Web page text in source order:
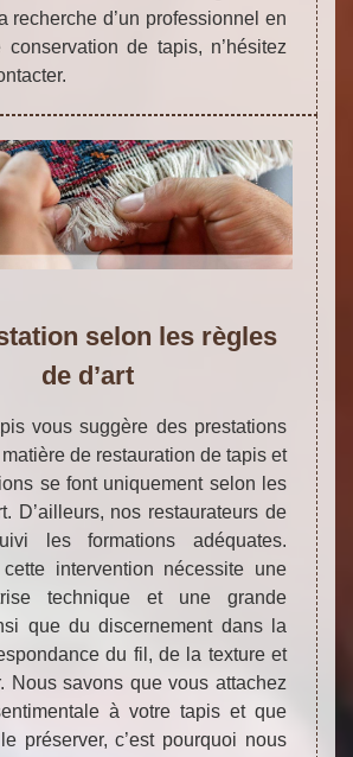
recherche d’un professionnel en
conservation de tapis, n’hésitez
selon les règles
de d’art
vous suggère des prestations
de restauration de tapis et
se font uniquement selon les
D’ailleurs, nos restaurateurs de
les formations adéquates.
intervention nécessite une
technique et une grande
que du discernement dans la
du fil, de la texture et
Nous savons que vous attachez
à votre tapis et que
préserver, c’est pourquoi nous